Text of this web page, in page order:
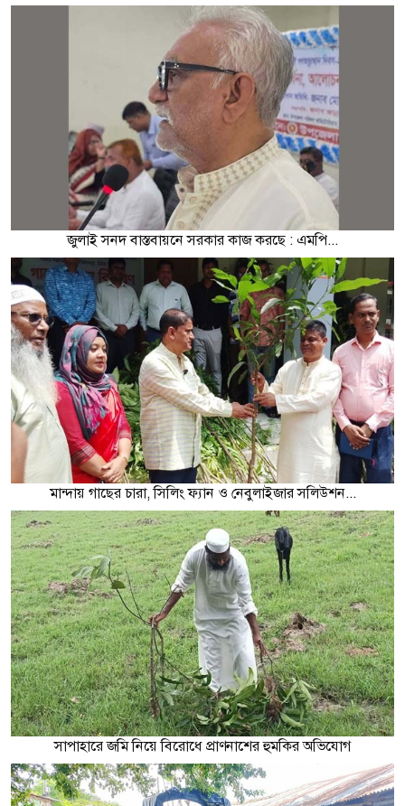
জুলাই সনদ বাস্তবায়নে সরকার কাজ করছে : এমপি...
মান্দায় গাছের চারা, সিলিং ফ্যান ও নেবুলাইজার সলিউশন...
সাপাহারে জমি নিয়ে বিরোধে প্রাণনাশের হুমকির অভিযোগ